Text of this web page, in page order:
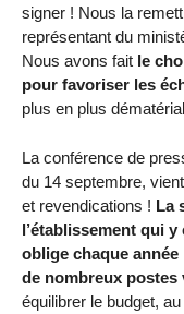
signer ! Nous la
représentant du
Nous avons fait le
pour favoriser les
plus en plus
La conférence de
du 14 septembre,
et revendications ! La
l’établissement qui y
oblige chaque
de nombreux postes
équilibrer le budget,